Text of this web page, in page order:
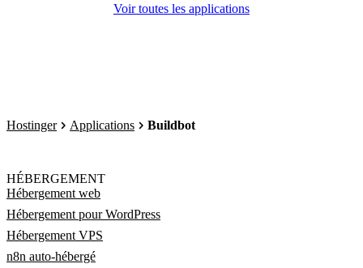
Voir toutes les applications
Hostinger Applications Buildbot
HÉBERGEMENT
Hébergement web
Hébergement pour WordPress
Hébergement VPS
n8n auto-hébergé